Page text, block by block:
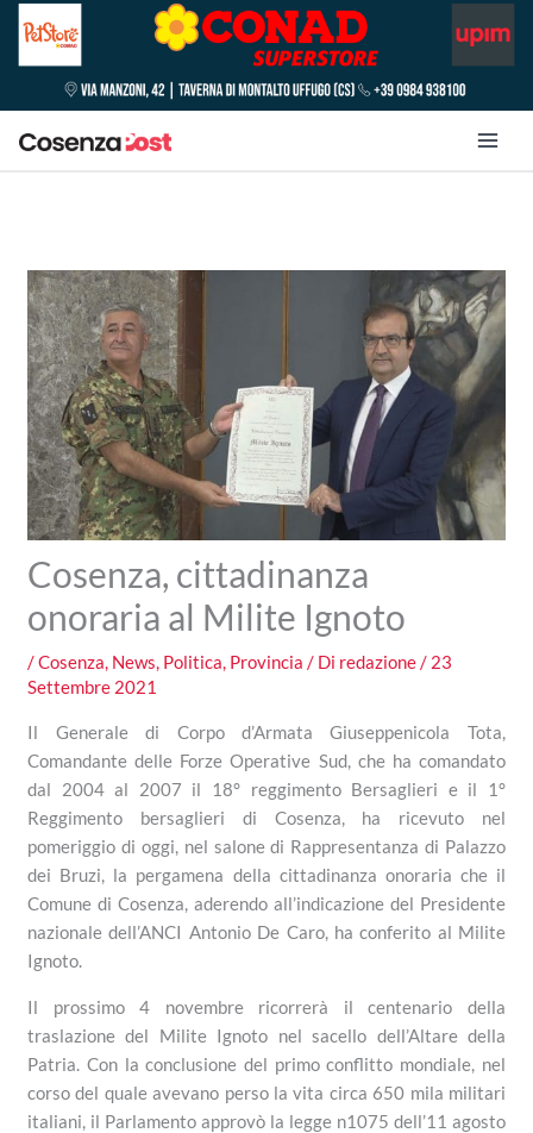
Cosenza, cittadinanza
onoraria al Milite Ignoto
/Cosenza, News, Politica, Provincia / Di redazione/ 23
Settembre 2021
Il Generale di Corpo d’Armata Giuseppenicola Tota,
Comandante delle Forze Operative Sud, che ha comandato
dal 2004 al 2007 il 18° reggimento Bersaglieri e il 1°
Reggimento bersaglieri di Cosenza, ha ricevuto nel
pomeriggio di oggi, nel salone di Rappresentanza di Palazzo
dei Bruzi, la pergamena della cittadinanza onoraria che il
Comune di Cosenza, aderendo all’indicazione del Presidente
nazionale dell’ANCI Antonio De Caro, ha conferito al Milite
Ignoto.
Il prossimo 4 novembre ricorrerà il centenario della
traslazione del Milite Ignoto nel sacello dell’Altare della
Patria. Con la conclusione del primo conflitto mondiale, nel
corso del quale avevano perso la vita circa 650 mila militari
italiani, il Parlamento approvò la legge n1075 dell’11 agosto